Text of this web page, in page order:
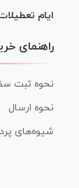
ایام
راهنمای
نحوه ثبت
نحوه ارسال
شیوه‌های